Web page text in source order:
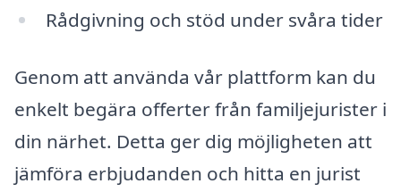
Rådgivning och stöd under svåra tider
Genom att använda vår plattform kan du
enkelt begära offerter från familjejurister i
din närhet. Detta ger dig möjligheten att
jämföra erbjudanden och hitta en jurist